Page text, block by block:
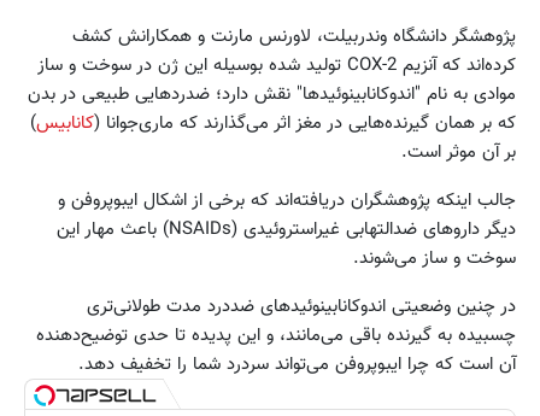
پژوهشگر دانشگاه وندربیلت، لاورنس مارنت و همکارانش کشف
کرده‌اند که آنزیم COX-2 تولید شده بوسیله این ژن در سوخت و ساز
موادی به نام "اندوکانابینوئیدها" نقش دارد؛ ضدرد‌هایی طبیعی در بدن
که بر همان گیرنده‌هایی در مغز اثر می‌گذارند که ماری‌جوانا (کانابیس)
بر آن موثر است.
جالب اینکه پژوهشگران دریافته‌اند که برخی از اشکال ایبوپروفن و
دیگر داروهای ضدالتهابی غیراستروئیدی (NSAIDs) باعث مهار این
سوخت و ساز می‌شوند.
در چنین وضعیتی اندوکانابینوئیدهای ضددرد مدت طولانی‌تری
چسبیده به گیرنده باقی می‌مانند، و این پدیده تا حدی توضیح‌دهنده
آن است که چرا ایبوپروفن می‌تواند سردرد شما را تخفیف دهد.